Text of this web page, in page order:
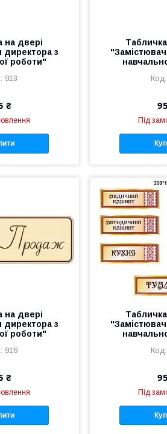
на двері
директора з
роботи"
913
₴
Під
на двері
директора з
роботи"
916
₴
Під